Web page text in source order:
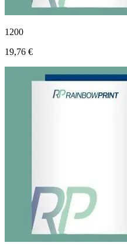
1200
19,76 €